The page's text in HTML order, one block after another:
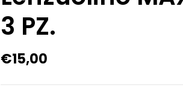
3 PZ.
€15,00